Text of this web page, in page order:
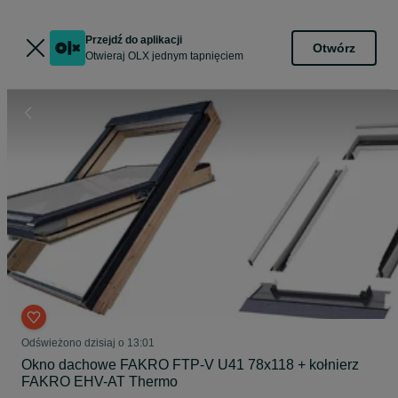
Przejdź do aplikacji
Otwieraj OLX jednym tapnięciem
Otwórz
Odświeżono dzisiaj o 13:01
Okno dachowe FAKRO FTP-V U41 78x118 + kołnierz
FAKRO EHV-AT Thermo